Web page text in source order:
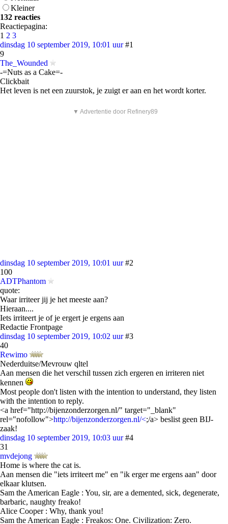
Kleiner
132 reacties
Reactiepagina:
1 2 3
dinsdag 10 september 2019, 10:01 uur #1
9
The_Wounded
-=Nuts as a Cake=-
Clickbait
Het leven is net een zuurstok, je zuigt er aan en het wordt korter.
▼ Advertentie door Refinery89
dinsdag 10 september 2019, 10:01 uur #2
100
ADTPhantom
quote:
Waar irriteer jij je het meeste aan?
Hieraan....
Iets irriteert je of je ergert je ergens aan
Redactie Frontpage
dinsdag 10 september 2019, 10:02 uur #3
40
Rewimo
Nederduitse/Mevrouw qltel
Aan mensen die het verschil tussen zich ergeren en irriteren niet
kennen
Most people don't listen with the intention to understand, they listen
with the intention to reply.
<a href="http://bijenzonderzorgen.nl/" target="_blank"
rel="nofollow">http://bijenzonderzorgen.nl/<;/a> beslist geen BIJ-
zaak!
dinsdag 10 september 2019, 10:03 uur #4
31
mvdejong
Home is where the cat is.
Aan mensen die "iets irriteert me" en "ik erger me ergens aan" door
elkaar klutsen.
Sam the American Eagle : You, sir, are a demented, sick, degenerate,
barbaric, naughty freako!
Alice Cooper : Why, thank you!
Sam the American Eagle : Freakos: One. Civilization: Zero.